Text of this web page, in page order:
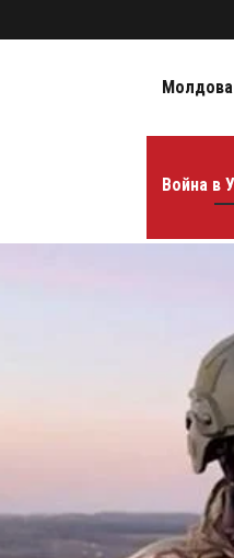
Молдова
Война в